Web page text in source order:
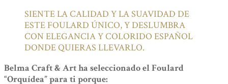
SIENTE LA CALIDAD Y LA SUAVIDAD DE
ESTE FOULARD ÚNICO, Y DESLUMBRA
CON ELEGANCIA Y COLORIDO ESPAÑOL
DONDE QUIERAS LLEVARLO.
Belma Craft & Art ha seleccionado el Foulard
“Orquídea” para ti porque: